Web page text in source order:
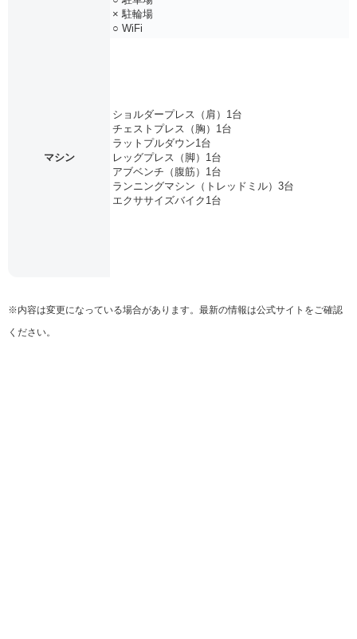
× 駐輪場
○ WiFi
マシン
ショルダープレス（肩）1台
チェストプレス（胸）1台
ラットプルダウン1台
レッグプレス（脚）1台
アブベンチ（腹筋）1台
ランニングマシン（トレッドミル）3台
エクササイズバイク1台
※内容は変更になっている場合があります。最新の情報は公式サイトをご確認
ください。